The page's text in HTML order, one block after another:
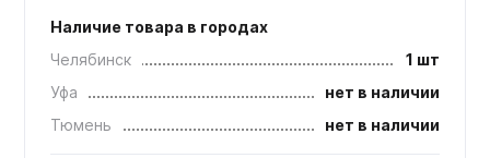
Наличие товара в городах
Челябинск
1 шт
Уфа
нет в наличии
Тюмень
нет в наличии